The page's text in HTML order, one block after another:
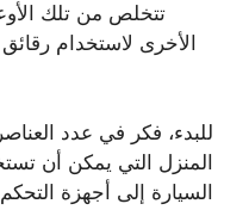
تتخلص من تلك
الأخرى لاستخدام
للبدء، فكر في عدد
المنزل التي يمكن أن
السيارة إلى أجهزة